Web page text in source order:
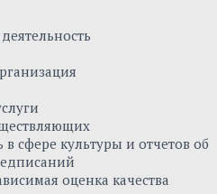
сфере культуры и отчетов об
оценка качества